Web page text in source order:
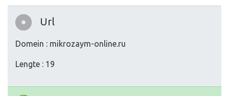
Url
Domein : mikrozaym-online.ru
Lengte : 19